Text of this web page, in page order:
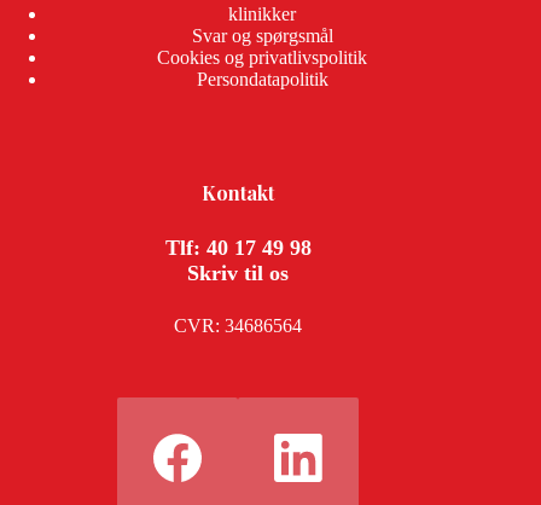
klinikker
Svar og spørgsmål
Cookies og privatlivspolitik
Persondatapolitik
Kontakt
Tlf: 40 17 49 98
Skriv til os
CVR: 34686564